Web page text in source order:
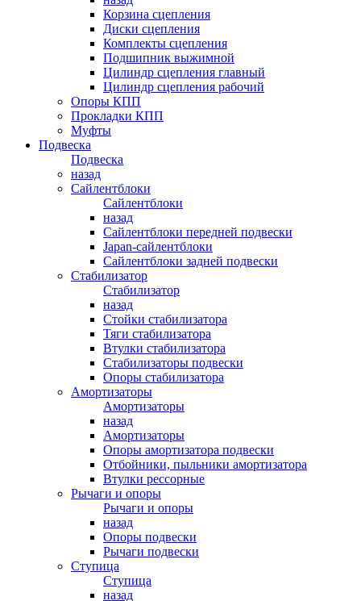
Корзина сцепления
Диски сцепления
Комплекты сцепления
Подшипник выжимной
Цилиндр сцепления главный
Цилиндр сцепления рабочий
Опоры КПП
Прокладки КПП
Муфты
Подвеска
Подвеска
назад
Сайлентблоки
Сайлентблоки
назад
Сайлентблоки передней подвески
Japan-сайлентблоки
Сайлентблоки задней подвески
Стабилизатор
Стабилизатор
назад
Стойки стабилизатора
Тяги стабилизатора
Втулки стабилизатора
Стабилизаторы подвески
Опоры стабилизатора
Амортизаторы
Амортизаторы
назад
Амортизаторы
Опоры амортизатора подвески
Отбойники, пыльники амортизатора
Втулки рессорные
Рычаги и опоры
Рычаги и опоры
назад
Опоры подвески
Рычаги подвески
Ступица
Ступица
назад